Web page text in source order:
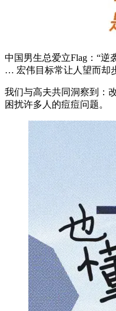
中国男生总爱立Flag：“逆
… 宏伟目标常让人望而却
我们与高夫共同洞察到：
困扰许多人的痘痘问题。